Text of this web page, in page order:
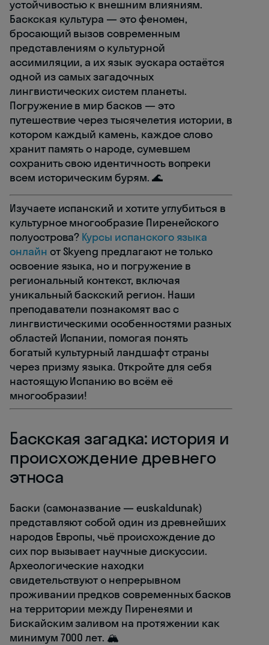
устойчивостью к внешним влияниям.
Баскская культура — это феномен,
бросающий вызов современным
представлениям о культурной
ассимиляции, а их язык эускара остаётся
одной из самых загадочных
лингвистических систем планеты.
Погружение в мир басков — это
путешествие через тысячелетия истории, в
котором каждый камень, каждое слово
хранит память о народе, сумевшем
сохранить свою идентичность вопреки
всем историческим бурям. 🌊
Изучаете испанский и хотите углубиться в
культурное многообразие Пиренейского
полуострова? Курсы испанского языка
онлайн от Skyeng предлагают не только
освоение языка, но и погружение в
региональный контекст, включая
уникальный баскский регион. Наши
преподаватели познакомят вас с
лингвистическими особенностями разных
областей Испании, помогая понять
богатый культурный ландшафт страны
через призму языка. Откройте для себя
настоящую Испанию во всём её
многообразии!
Баскская загадка: история и
происхождение древнего
этноса
Баски (самоназвание — euskaldunak)
представляют собой один из древнейших
народов Европы, чьё происхождение до
сих пор вызывает научные дискуссии.
Археологические находки
свидетельствуют о непрерывном
проживании предков современных басков
на территории между Пиренеями и
Бискайским заливом на протяжении как
минимум 7000 лет. 🏔️